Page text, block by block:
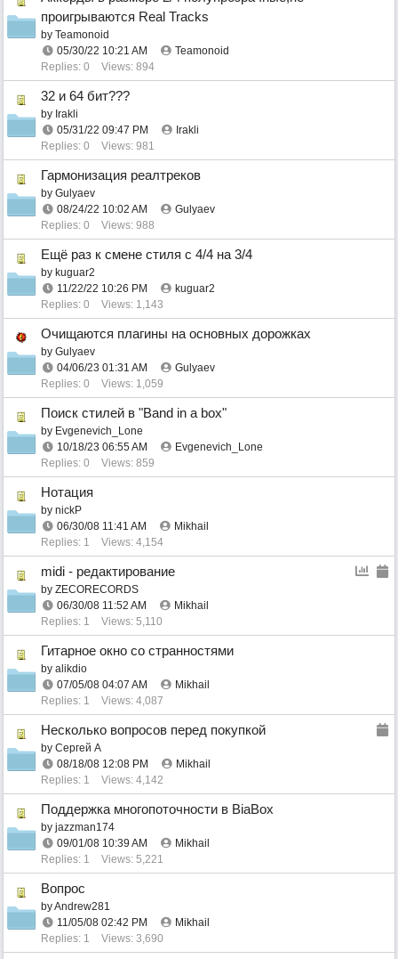
проигрываются Real Tracks
by Teamonoid
05/30/22 10:21 AM
Teamonoid
Replies: 0
Views: 894
32 и 64 бит???
by Irakli
05/31/22 09:47 PM
Irakli
Replies: 0
Views: 981
Гармонизация реалтреков
by Gulyaev
08/24/22 10:02 AM
Gulyaev
Replies: 0
Views: 988
Ещё раз к смене стиля с 4/4 на 3/4
by kuguar2
11/22/22 10:26 PM
kuguar2
Replies: 0
Views: 1,143
Очищаются плагины на основных дорожках
by Gulyaev
04/06/23 01:31 AM
Gulyaev
Replies: 0
Views: 1,059
Поиск стилей в "Band in a box"
by Evgenevich_Lone
10/18/23 06:55 AM
Evgenevich_Lone
Replies: 0
Views: 859
Нотация
by nickP
06/30/08 11:41 AM
Mikhail
Replies: 1
Views: 4,154
midi - редактирование
by ZECORECORDS
06/30/08 11:52 AM
Mikhail
Replies: 1
Views: 5,110
Гитарное окно со странностями
by alikdio
07/05/08 04:07 AM
Mikhail
Replies: 1
Views: 4,087
Несколько вопросов перед покупкой
by Сергей А
08/18/08 12:08 PM
Mikhail
Replies: 1
Views: 4,142
Поддержка многопоточности в BiaBox
by jazzman174
09/01/08 10:39 AM
Mikhail
Replies: 1
Views: 5,221
Вопрос
byAndrew281
11/05/08 02:42 PM
Mikhail
Replies: 1
Views: 3,690